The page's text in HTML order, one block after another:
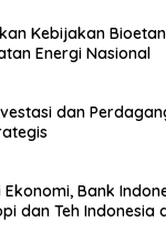
Kebijakan
Energi Nasional
dan
Bank
dan Teh Indonesia